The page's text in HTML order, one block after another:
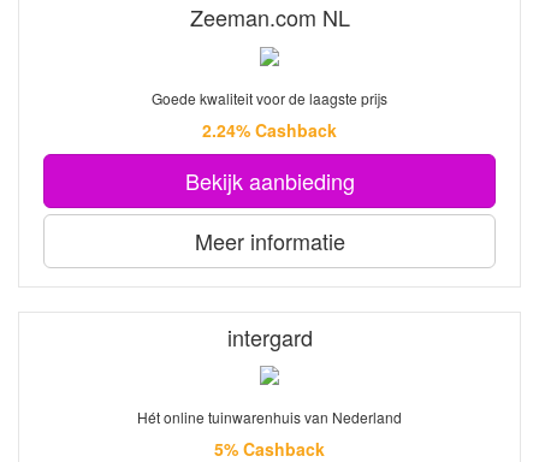
Zeeman.com NL
Goede kwaliteit voor de laagste prijs
2.24% Cashback
Bekijk aanbieding
Meer informatie
intergard
Hét online tuinwarenhuis van Nederland
5% Cashback